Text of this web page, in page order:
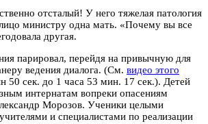
отсталый! У него тяжелая патология
министру одна мать. «Почему вы все
другая.
парировал, перейдя на привычную для
ведения диалога. (См. видео этого
50 сек. до 1 часа 53 мин. 17 сек.). Детей
интернатам вопреки опасениям
Морозов. Ученики целыми
и специалистами по реализации